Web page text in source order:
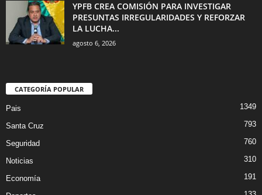
YPFB CREA COMISIÓN PARA INVESTIGAR
PRESUNTAS IRREGULARIDADES Y REFORZAR
LA LUCHA...
agosto 6, 2026
CATEGORÍA POPULAR
Pais 1349
Santa Cruz 793
Seguridad 760
Noticias 310
Economía 191